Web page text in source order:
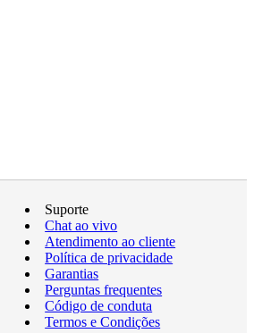
Suporte
Chat ao vivo
Atendimento ao cliente
Política de privacidade
Garantias
Perguntas frequentes
Código de conduta
Termos e Condições